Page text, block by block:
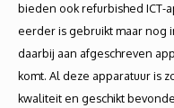
bieden ook refurbished ICT-
eerder is gebruikt maar nog
daarbij aan afgeschreven
komt. Al deze apparatuur is
kwaliteit en geschikt